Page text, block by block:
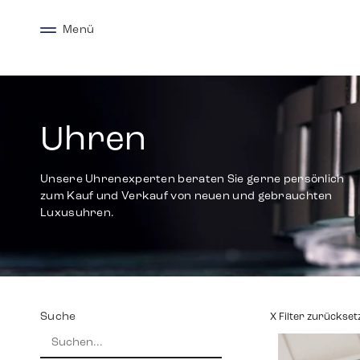
Menü
Uhren
Unsere Uhrenexperten beraten Sie gerne persönlich
zum Kauf und Verkauf von neuen und gebrauchten
Luxusuhren.
Suche X Filter